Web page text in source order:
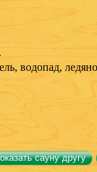
водопад,
сауну другу